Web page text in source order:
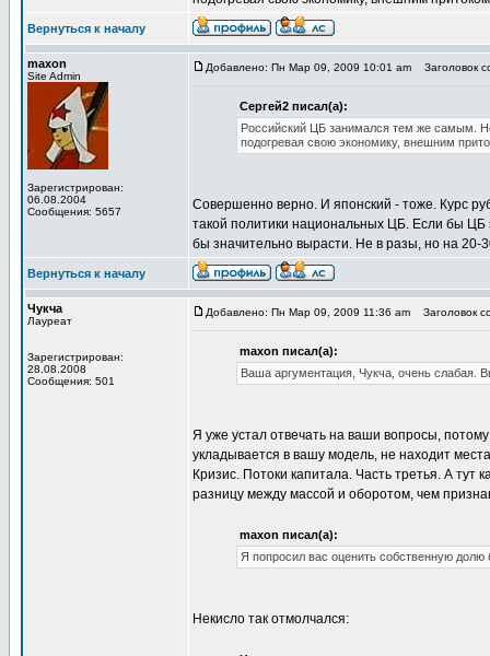
Вернуться к началу
maxon
Site Admin
Зарегистрирован:
06.08.2004
Сообщения: 5657
Добавлено: Пн Мар 09, 2009 10:01 am Заголовок
Сергей2 писал(а):
Российский ЦБ занимался тем же самым.
подогревая свою экономику, внешним
Совершенно верно. И японский - тоже. Курс
такой политики национальных ЦБ. Если бы ЦБ
бы значительно вырасти. Не в разы, но на 20-
Вернуться к началу
Чукча
Лауреат
Зарегистрирован:
28.08.2008
Сообщения: 501
Добавлено: Пн Мар 09, 2009 11:36 am Заголовок
maxon писал(а):
Ваша аргументация, Чукча, очень слабая.
Я уже устал отвечать на ваши вопросы,
укладывается в вашу модель, не находит
Кризис. Потоки капитала. Часть третья. А
разницу между массой и оборотом, чем
maxon писал(а):
Я попросил вас оценить собственную
Некисло так отмолчался: